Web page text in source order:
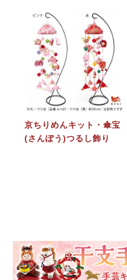
京ちりめんキット・傘宝
(さんぽう)つるし飾り